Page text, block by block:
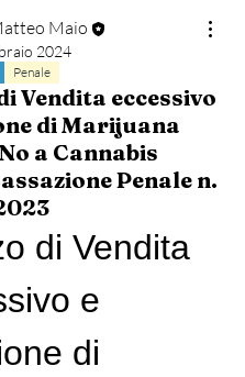
Maio
2024
Penale
Vendita eccessivo
di Marijuana
a Cannabis
Penale n.
di Vendita
e
di